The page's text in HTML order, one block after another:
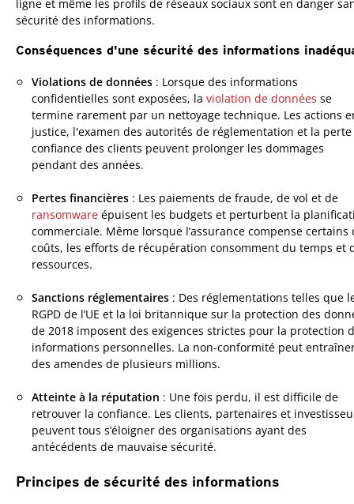
ligne et même les profils de réseaux sociaux sont en danger
sécurité des informations.
Conséquences d'une sécurité des informations
Violations de données : Lorsque des informations
confidentielles sont exposées, la violation de données se
termine rarement par un nettoyage technique. Les actions
justice, l'examen des autorités de réglementation et la
confiance des clients peuvent prolonger les dommages
pendant des années.
Pertes financières : Les paiements de fraude, de vol et de
ransomware épuisent les budgets et perturbent la
commerciale. Même lorsque l’assurance compense certains
coûts, les efforts de récupération consomment du temps et
ressources.
Sanctions réglementaires : Des réglementations telles que
RGPD de l’UE et la loi britannique sur la protection des
de 2018 imposent des exigences strictes pour la protection
informations personnelles. La non-conformité peut
des amendes de plusieurs millions.
Atteinte à la réputation : Une fois perdu, il est difficile de
retrouver la confiance. Les clients, partenaires et
peuvent tous s’éloigner des organisations ayant des
antécédents de mauvaise sécurité.
Principes de sécurité des informations